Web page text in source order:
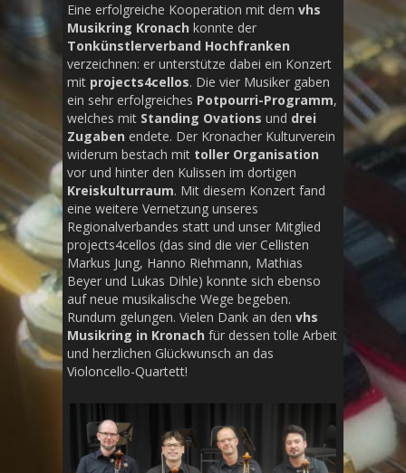
Eine erfolgreiche Kooperation mit dem vhs
Musikring Kronach konnte der
Tonkünstlerverband Hochfranken
verzeichnen: er unterstütze dabei ein Konzert
mit projects4cellos. Die vier Musiker gaben
ein sehr erfolgreiches Potpourri-Programm,
welches mit Standing Ovations und drei
Zugaben endete. Der Kronacher Kulturverein
widerum bestach mit toller Organisation
vor und hinter den Kulissen im dortigen
Kreiskulturraum. Mit diesem Konzert fand
eine weitere Vernetzung unseres
Regionalverbandes statt und unser Mitglied
projects4cellos (das sind die vier Cellisten
Markus Jung, Hanno Riehmann, Mathias
Beyer und Lukas Dihle) konnte sich ebenso
auf neue musikalische Wege begeben.
Rundum gelungen. Vielen Dank an den vhs
Musikring in Kronach für dessen tolle Arbeit
und herzlichen Glückwunsch an das
Violoncello-Quartett!